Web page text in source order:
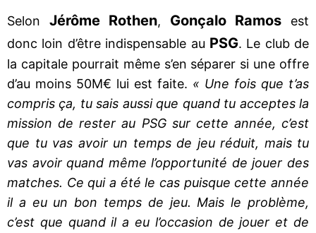
Selon Jérôme Rothen, Gonçalo Ramos est
donc loin d’être indispensable au PSG. Le club de
la capitale pourrait même s’en séparer si une offre
d’au moins 50M€ lui est faite. « Une fois que t’as
compris ça, tu sais aussi que quand tu acceptes la
mission de rester au PSG sur cette année, c’est
que tu vas avoir un temps de jeu réduit, mais tu
vas avoir quand même l’opportunité de jouer des
matches. Ce qui a été le cas puisque cette année
il a eu un bon temps de jeu. Mais le problème,
c’est que quand il a eu l’occasion de jouer et de